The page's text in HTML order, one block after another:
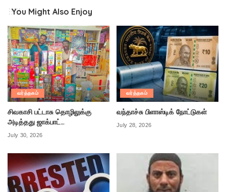
You Might Also Enjoy
வர்த்தகம்
சிவகாசி பட்டாசு தொழிலுக்கு
அடித்தது ஜாக்பாட்…
July 30, 2026
வர்த்தகம்
வந்தாச்சு பிளாஸ்டிக் நோட்டுகள்
July 28, 2026